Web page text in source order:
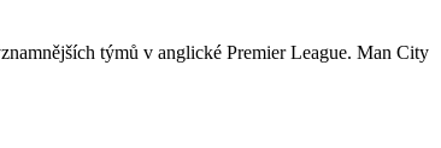
týmů v anglické Premier League. Man City